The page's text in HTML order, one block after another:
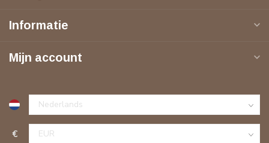
Informatie
Mijn account
€